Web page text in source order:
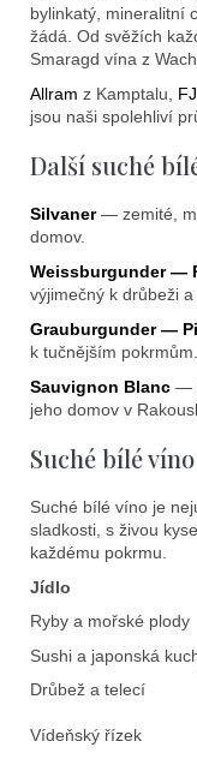
bylinkatý, mineralitní
žádá. Od svěžích
Smaragd vína z
Allram z Kamptalu,
jsou naši spolehliví
Další suché
Silvaner— zemité,
domov.
Weissburgunder —
výjimečný k drůbeži a
Grauburgunder —
k tučnějším pokrmům.
Sauvignon Blanc —
jeho domov v
Suché bílé
Suché bílé víno je
sladkosti, s živou
každému pokrmu.
Jídlo
Ryby a mořské plody
Sushi a japonská
Drůbež a telecí
Vídeňský řízek